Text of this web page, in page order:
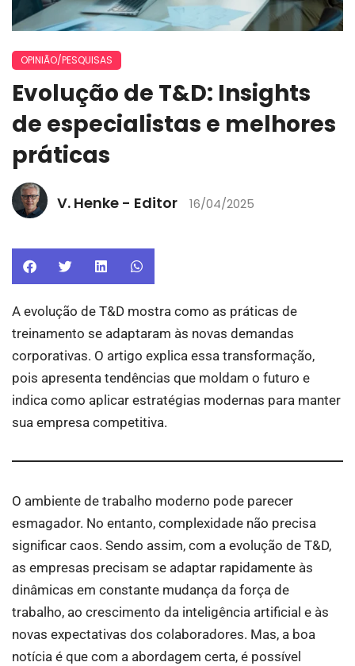
OPINIÃO/PESQUISAS
Evolução de T&D: Insights
de especialistas e melhores
práticas
V. Henke - Editor 16/04/2025
A evolução de T&D mostra como as práticas de
treinamento se adaptaram às novas demandas
corporativas. O artigo explica essa transformação,
pois apresenta tendências que moldam o futuro e
indica como aplicar estratégias modernas para manter
sua empresa competitiva.
O ambiente de trabalho moderno pode parecer
esmagador. No entanto, complexidade não precisa
significar caos. Sendo assim, com a evolução de T&D,
as empresas precisam se adaptar rapidamente às
dinâmicas em constante mudança da força de
trabalho, ao crescimento da inteligência artificial e às
novas expectativas dos colaboradores. Mas, a boa
notícia é que com a abordagem certa, é possível